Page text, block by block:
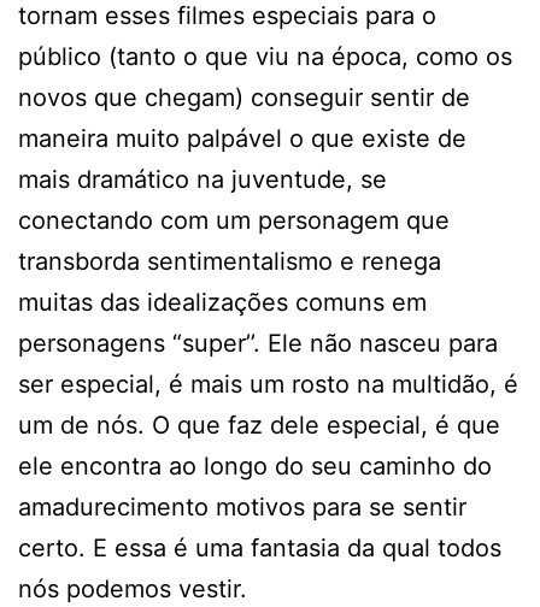
tornam esses filmes especiais para o
público (tanto o que viu na época, como os
novos que chegam) conseguir sentir de
maneira muito palpável o que existe de
mais dramático na juventude, se
conectando com um personagem que
transborda sentimentalismo e renega
muitas das idealizações comuns em
personagens “super’’. Ele não nasceu para
ser especial, é mais um rosto na multidão, é
um de nós. O que faz dele especial, é que
ele encontra ao longo do seu caminho do
amadurecimento motivos para se sentir
certo. E essa é uma fantasia da qual todos
nós podemos vestir.